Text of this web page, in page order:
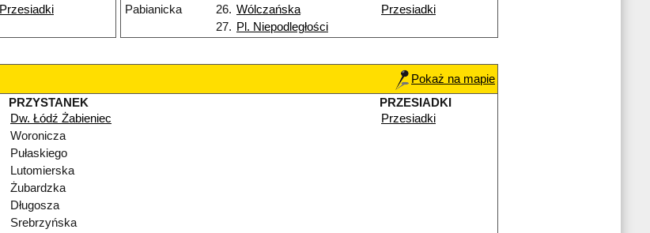
Przesiadki
Pabianicka 26. Wólczańska
Przesiadki
27. Pl. Niepodległości
Pokaż na mapie
PRZYSTANEK
PRZESIADKI
Dw. Łódź Żabieniec
Przesiadki
Woronicza
Pułaskiego
Lutomierska
Żubardzka
Długosza
Srebrzyńska